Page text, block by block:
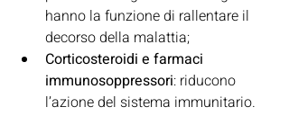
hanno la funzione di rallentare il
decorso della malattia;
Corticosteroidi e farmaci
immunosoppressori: riducono
l’azione del sistema immunitario.